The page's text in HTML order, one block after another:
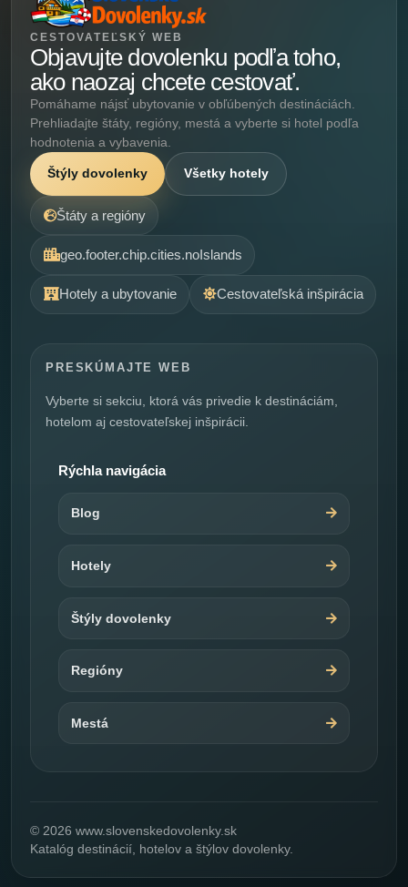
CESTOVATEĽSKÝ WEB
Objavujte dovolenku podľa toho,
ako naozaj chcete cestovať.
Pomáhame nájsť ubytovanie v obľúbených destináciách.
Prehliadajte štáty, regióny, mestá a vyberte si hotel podľa
hodnotenia a vybavenia.
Štýly dovolenky Všetky hotely
Štáty a regióny
geo.footer.chip.cities.noIslands
Hotely a ubytovanie Cestovateľská inšpirácia
PRESKÚMAJTE WEB
Vyberte si sekciu, ktorá vás privedie k destináciám,
hotelom aj cestovateľskej inšpirácii.
Rýchla navigácia
Blog
Hotely
Štýly dovolenky
Regióny
Mestá
© 2026 www.slovenskedovolenky.sk
Katalóg destinácií, hotelov a štýlov dovolenky.